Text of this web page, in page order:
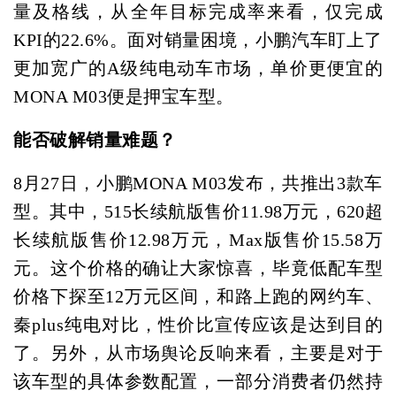
量及格线，从全年目标完成率来看，仅完成
KPI的22.6%。面对销量困境，小鹏汽车盯上了
更加宽广的A级纯电动车市场，单价更便宜的
MONA M03便是押宝车型。
能否破解销量难题？
8月27日，小鹏MONA M03发布，共推出3款车
型。其中，515长续航版售价11.98万元，620超
长续航版售价12.98万元，Max版售价15.58万
元。这个价格的确让大家惊喜，毕竟低配车型
价格下探至12万元区间，和路上跑的网约车、
秦plus纯电对比，性价比宣传应该是达到目的
了。另外，从市场舆论反响来看，主要是对于
该车型的具体参数配置，一部分消费者仍然持